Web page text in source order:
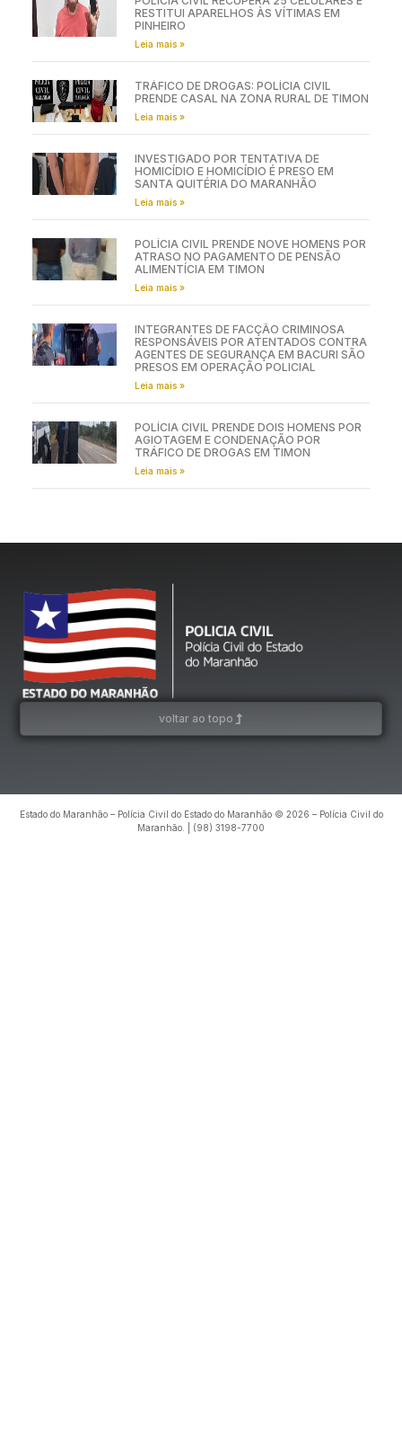
RESTITUI APARELHOS ÀS VÍTIMAS EM
PINHEIRO
Leia mais »
TRÁFICO DE DROGAS: POLÍCIA CIVIL
PRENDE CASAL NA ZONA RURAL DE TIMON
Leia mais »
INVESTIGADO POR TENTATIVA DE
HOMICÍDIO E HOMICÍDIO É PRESO EM
SANTA QUITÉRIA DO MARANHÃO
Leia mais »
POLÍCIA CIVIL PRENDE NOVE HOMENS POR
ATRASO NO PAGAMENTO DE PENSÃO
ALIMENTÍCIA EM TIMON
Leia mais »
INTEGRANTES DE FACÇÃO CRIMINOSA
RESPONSÁVEIS POR ATENTADOS CONTRA
AGENTES DE SEGURANÇA EM BACURI SÃO
PRESOS EM OPERAÇÃO POLICIAL
Leia mais »
POLÍCIA CIVIL PRENDE DOIS HOMENS POR
AGIOTAGEM E CONDENAÇÃO POR
TRÁFICO DE DROGAS EM TIMON
Leia mais »
voltar ao topo
Estado do Maranhão – Polícia Civil do Estado do Maranhão © 2026 – Polícia Civil do
Maranhão. | (98) 3198-7700